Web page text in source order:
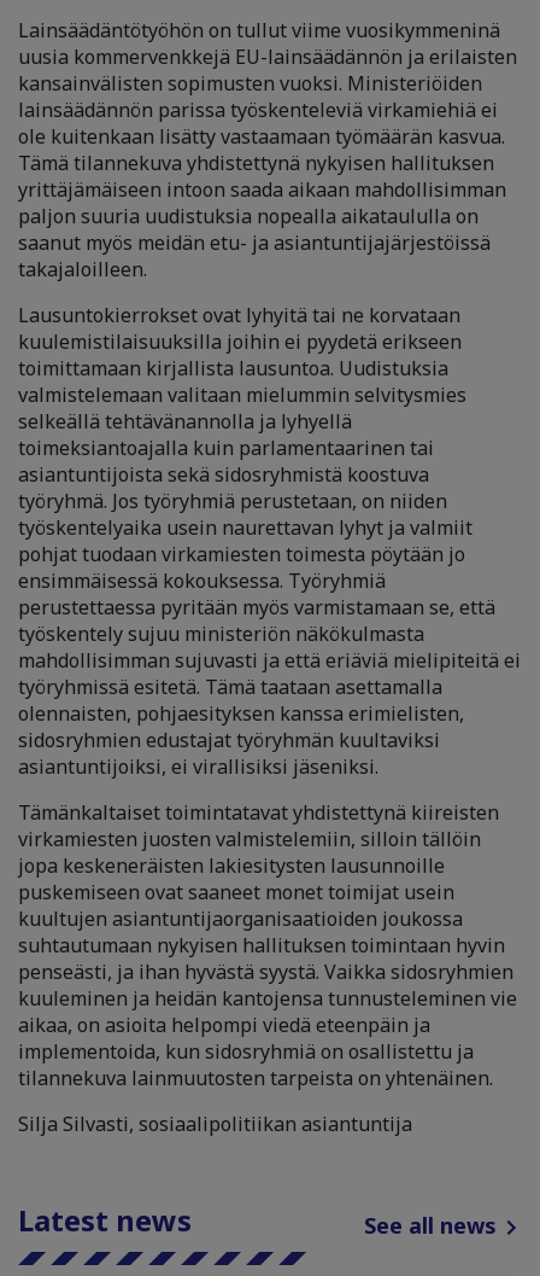
Lainsäädäntötyöhön on tullut viime vuosikymmeninä
uusia kommervenkkejä EU-lainsäädännön ja erilaisten
kansainvälisten sopimusten vuoksi. Ministeriöiden
lainsäädännön parissa työskenteleviä virkamiehiä ei
ole kuitenkaan lisätty vastaamaan työmäärän kasvua.
Tämä tilannekuva yhdistettynä nykyisen hallituksen
yrittäjämäiseen intoon saada aikaan mahdollisimman
paljon suuria uudistuksia nopealla aikataululla on
saanut myös meidän etu- ja asiantuntijajärjestöissä
takajaloilleen.
Lausuntokierrokset ovat lyhyitä tai ne korvataan
kuulemistilaisuuksilla joihin ei pyydetä erikseen
toimittamaan kirjallista lausuntoa. Uudistuksia
valmistelemaan valitaan mielummin selvitysmies
selkeällä tehtävänannolla ja lyhyellä
toimeksiantoajalla kuin parlamentaarinen tai
asiantuntijoista sekä sidosryhmistä koostuva
työryhmä. Jos työryhmiä perustetaan, on niiden
työskentelyaika usein naurettavan lyhyt ja valmiit
pohjat tuodaan virkamiesten toimesta pöytään jo
ensimmäisessä kokouksessa. Työryhmiä
perustettaessa pyritään myös varmistamaan se, että
työskentely sujuu ministeriön näkökulmasta
mahdollisimman sujuvasti ja että eriäviä mielipiteitä ei
työryhmissä esitetä. Tämä taataan asettamalla
olennaisten, pohjaesityksen kanssa erimielisten,
sidosryhmien edustajat työryhmän kuultaviksi
asiantuntijoiksi, ei virallisiksi jäseniksi.
Tämänkaltaiset toimintatavat yhdistettynä kiireisten
virkamiesten juosten valmistelemiin, silloin tällöin
jopa keskeneräisten lakiesitysten lausunnoille
puskemiseen ovat saaneet monet toimijat usein
kuultujen asiantuntijaorganisaatioiden joukossa
suhtautumaan nykyisen hallituksen toimintaan hyvin
penseästi, ja ihan hyvästä syystä. Vaikka sidosryhmien
kuuleminen ja heidän kantojensa tunnusteleminen vie
aikaa, on asioita helpompi viedä eteenpäin ja
implementoida, kun sidosryhmiä on osallistettu ja
tilannekuva lainmuutosten tarpeista on yhtenäinen.
Silja Silvasti, sosiaalipolitiikan asiantuntija
Latest news See all news